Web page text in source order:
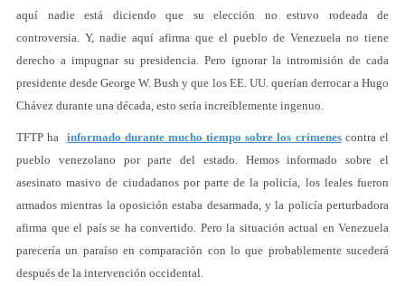
aquí nadie está diciendo que su elección no estuvo rodeada de
controversia. Y, nadie aquí afirma que el pueblo de Venezuela no tiene
derecho a impugnar su presidencia. Pero ignorar la intromisión de cada
presidente desde George W. Bush y que los EE. UU. querían derrocar a Hugo
Chávez durante una década, esto sería increíblemente ingenuo.
TFTP ha informado durante mucho tiempo sobre los crímenescontra el
pueblo venezolano por parte del estado. Hemos informado sobre el
asesinato masivo de ciudadanos por parte de la policía, los leales fueron
armados mientras la oposición estaba desarmada, y la policía perturbadora
afirma que el país se ha convertido. Pero la situación actual en Venezuela
parecería un paraíso en comparación con lo que probablemente sucederá
después de la intervención occidental.